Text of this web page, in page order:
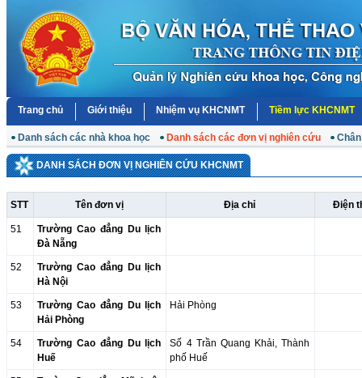
Trang chủ Giới thiệu Nhiệm vụ KHCNMT Tiềm lực KHCNMT
Danh sách các nhà khoa học Danh sách các đơn vị nghiên cứu
DANH SÁCH ĐƠN VỊ NGHIÊN CỨU KHCNMT
STT Tên đơn vị Địa chỉ Điện
51
Trường Cao đẳng Du lịch
Đà Nẵng
52
Trường Cao đẳng Du lịch
Hà Nội
53
Trường Cao đẳng Du lịch
Hải Phòng
Hải Phòng
54
Trường Cao đẳng Du lịch
Huế
Số 4 Trần Quang Khải, Thành
phố Huế